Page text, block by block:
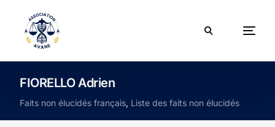
FIORELLO Adrien
Faits non élucidés français, Liste des faits non élucidés